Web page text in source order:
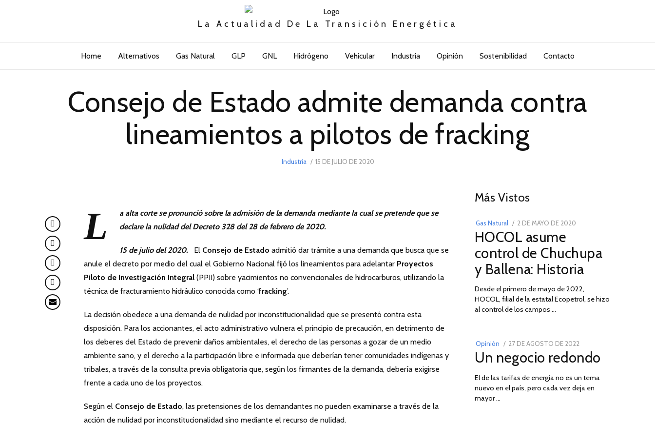
La Actualidad De La Transición Energética
Home Alternativos Gas Natural GLP GNL Hidrógeno Vehicular Industria Opinión Sostenibilidad Contacto
Consejo de Estado admite demanda contra
lineamientos a pilotos de fracking
Industria
POSTED
15 DE JULIO DE 2020
L
a alta corte se pronunció sobre la admisión de la demanda mediante la cual se pretende que se
declare la nulidad del Decreto 328 del 28 de febrero de 2020.
15 de julio del 2020. El Consejo de Estado admitió dar trámite a una demanda que busca que se
anule el decreto por medio del cual el Gobierno Nacional fijó los lineamientos para adelantar Proyectos
Piloto de Investigación Integral (PPII) sobre yacimientos no convencionales de hidrocarburos, utilizando la
técnica de fracturamiento hidráulico conocida como ‘fracking’.
La decisión obedece a una demanda de nulidad por inconstitucionalidad que se presentó contra esta
disposición. Para los accionantes, el acto administrativo vulnera el principio de precaución, en detrimento de
los deberes del Estado de prevenir daños ambientales, el derecho de las personas a gozar de un medio
ambiente sano, y el derecho a la participación libre e informada que deberían tener comunidades indígenas y
tribales, a través de la consulta previa obligatoria que, según los firmantes de la demanda, debería exigirse
frente a cada uno de los proyectos.
Según el Consejo de Estado, las pretensiones de los demandantes no pueden examinarse a través de la
acción de nulidad por inconstitucionalidad sino mediante el recurso de nulidad.
Más Vistos
Gas Natural
POSTED
ON
2 DE MAYO DE 2020
DE
2026
HOCOL asume
control de Chuchupa
y Ballena: Historia
Desde el primero de mayo de 2022,
HOCOL, filial de la estatal Ecopetrol, se hizo
al control de los campos …
Opinión
POSTED
ON
27 DE AGOSTO DE 202230
DE
DE
2022
Un negocio redondo
El de las tarifas de energía no es un tema
nuevo en el país, pero cada vez deja en
mayor …
03